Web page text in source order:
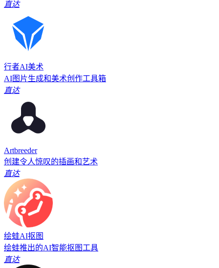
直达
行者AI美术
AI图片生成和美术创作工具箱
直达
Artbreeder
创建令人惊叹的插画和艺术
直达
绘蛙AI抠图
绘蛙推出的AI智能抠图工具
直达